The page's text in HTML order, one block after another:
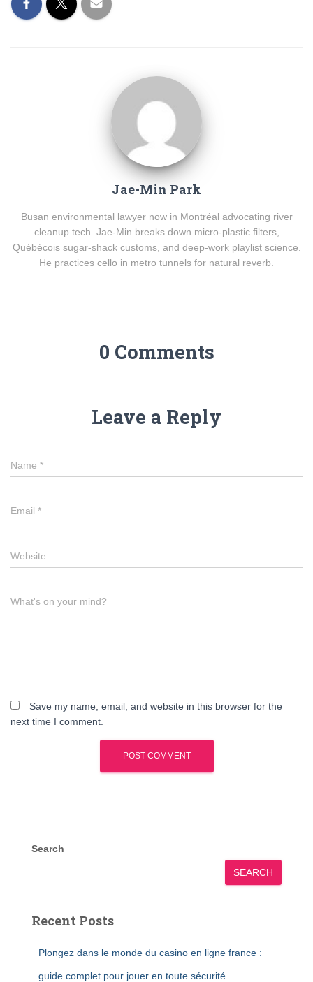
Jae-Min Park
Busan environmental lawyer now in Montréal advocating river
cleanup tech. Jae-Min breaks down micro-plastic filters,
Québécois sugar-shack customs, and deep-work playlist science.
He practices cello in metro tunnels for natural reverb.
0 Comments
Leave a Reply
Name *
Email *
Website
What's on your mind?
Save my name, email, and website in this browser for the
next time I comment.
Search
SEARCH
Recent Posts
Plongez dans le monde du casino en ligne france :
guide complet pour jouer en toute sécurité